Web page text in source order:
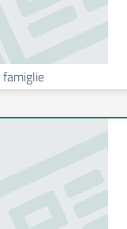
famiglie